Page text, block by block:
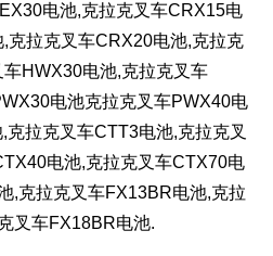
电池,克拉克叉车CRX15电
克拉克叉车CRX20电池,克拉克
HWX30电池,克拉克叉车
电池克拉克叉车PWX40电
拉克叉车CTT3电池,克拉克叉
电池,克拉克叉车CTX70电
,克拉克叉车FX13BR电池,克拉
叉车FX18BR电池.